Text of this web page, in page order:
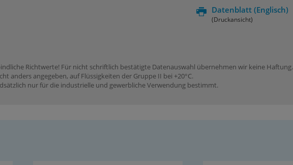
Datenblatt (Englisch)
(Druckansicht)
Richtwerte! Für nicht schriftlich bestätigte Datenauswahl übernehmen wir keine Haftung.
anders angegeben, auf Flüssigkeiten der Gruppe II bei +20°C.
nur für die industrielle und gewerbliche Verwendung bestimmt.